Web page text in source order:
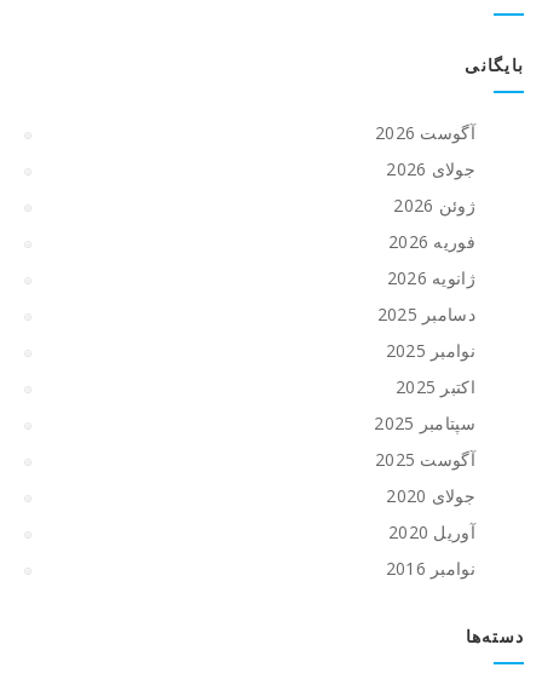
بایگانی
آگوست 2026
جولای 2026
ژوئن 2026
فوریه 2026
ژانویه 2026
دسامبر 2025
نوامبر 2025
اکتبر 2025
سپتامبر 2025
آگوست 2025
جولای 2020
آوریل 2020
نوامبر 2016
دسته‌ها